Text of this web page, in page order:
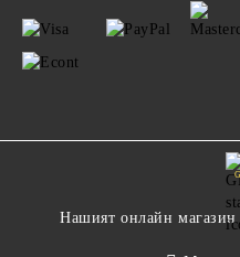
Нашият онлайн магазин